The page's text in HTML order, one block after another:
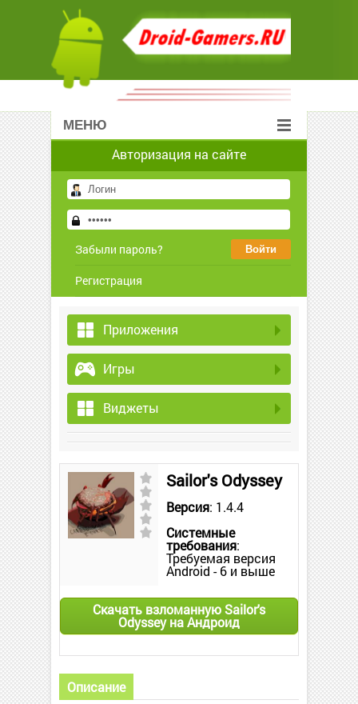
МЕНЮ
Авторизация на сайте
Забыли пароль?
Регистрация
Приложения
Игры
Виджеты
Sailor's Odyssey
Версия: 1.4.4
Системные
требования:
Требуемая версия
Android - 6 и выше
Скачать взломанную Sailor's
Odyssey на Андроид
Описание